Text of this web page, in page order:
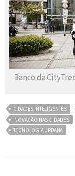
Banco da
CIDADES INTELIGENTES
INOVAÇÃO NAS CIDADES
TECNOLOGIA URBANA